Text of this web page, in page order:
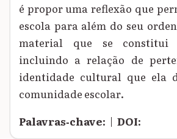
é propor uma reflexão que
escola para além do seu
material que se constitui
incluindo a relação de
identidade cultural que ela
comunidade escolar.
Palavras‑chave: | DOI: